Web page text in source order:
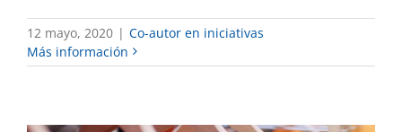
12 mayo, 2020 | Co-autor en iniciativas
Más información